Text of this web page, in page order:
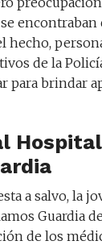
encontraban
hecho,
de la
para brindar
a salvo, la
Guardia
de los